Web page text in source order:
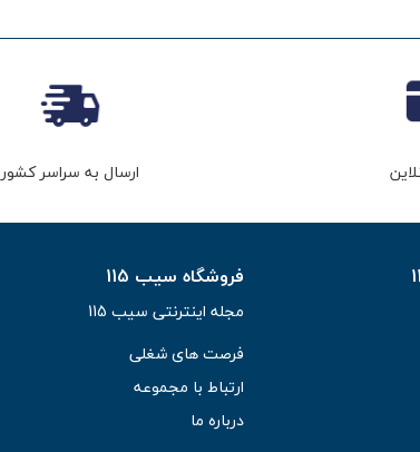
ارسال به سراسر کشور
فروشگاه سیب 115
مجله اینترنتی سیب 115
فرصت های شغلی
ارتباط با مجموعه
درباره ما